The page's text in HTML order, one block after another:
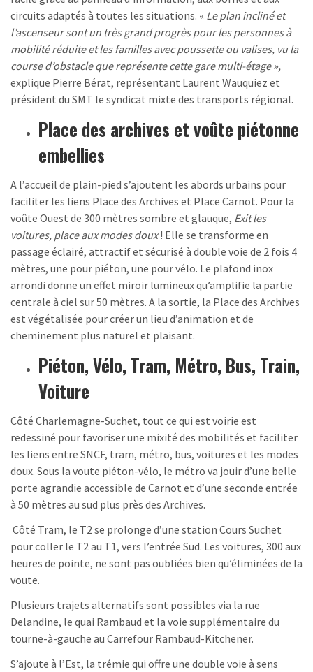
circuits adaptés à toutes les situations. « Le plan incliné et
l’ascenseur sont un très grand progrès pour les personnes à
mobilité réduite et les familles avec poussette ou valises, vu la
course d’obstacle que représente cette gare multi-étage »,
explique Pierre Bérat, représentant Laurent Wauquiez et
président du SMT le syndicat mixte des transports régional.
Place des archives et voûte piétonne
embellies
A l’accueil de plain-pied s’ajoutent les abords urbains pour
faciliter les liens Place des Archives et Place Carnot. Pour la
voûte Ouest de 300 mètres sombre et glauque, Exit les
voitures, place aux modes doux! Elle se transforme en
passage éclairé, attractif et sécurisé à double voie de 2 fois 4
mètres, une pour piéton, une pour vélo. Le plafond inox
arrondi donne un effet miroir lumineux qu’amplifie la partie
centrale à ciel sur 50 mètres. A la sortie, la Place des Archives
est végétalisée pour créer un lieu d’animation et de
cheminement plus naturel et plaisant.
Piéton, Vélo, Tram, Métro, Bus, Train,
Voiture
Côté Charlemagne-Suchet, tout ce qui est voirie est
redessiné pour favoriser une mixité des mobilités et faciliter
les liens entre SNCF, tram, métro, bus, voitures et les modes
doux. Sous la voute piéton-vélo, le métro va jouir d’une belle
porte agrandie accessible de Carnot et d’une seconde entrée
à 50 mètres au sud plus près des Archives.
Côté Tram, le T2 se prolonge d’une station Cours Suchet
pour coller le T2 au T1, vers l’entrée Sud. Les voitures, 300 aux
heures de pointe, ne sont pas oubliées bien qu’éliminées de la
voute.
Plusieurs trajets alternatifs sont possibles via la rue
Delandine, le quai Rambaud et la voie supplémentaire du
tourne-à-gauche au Carrefour Rambaud-Kitchener.
S’ajoute à l’Est, la trémie qui offre une double voie à sens